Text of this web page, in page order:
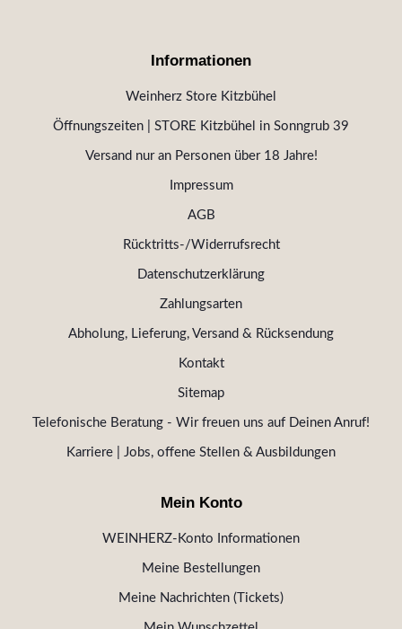
Informationen
Weinherz Store Kitzbühel
Öffnungszeiten | STORE Kitzbühel in Sonngrub 39
Versand nur an Personen über 18 Jahre!
Impressum
AGB
Rücktritts-/Widerrufsrecht
Datenschutzerklärung
Zahlungsarten
Abholung, Lieferung, Versand & Rücksendung
Kontakt
Sitemap
Telefonische Beratung - Wir freuen uns auf Deinen Anruf!
Karriere | Jobs, offene Stellen & Ausbildungen
Mein Konto
WEINHERZ-Konto Informationen
Meine Bestellungen
Meine Nachrichten (Tickets)